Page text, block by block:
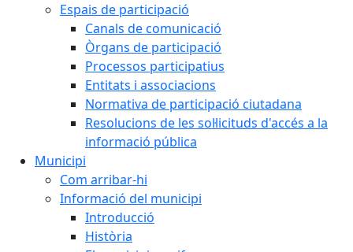
Espais de participació
Canals de comunicació
Òrgans de participació
Processos participatius
Entitats i associacions
Normativa de participació ciutadana
Resolucions de les sol·licituds d'accés a la
informació pública
Municipi
Com arribar-hi
Informació del municipi
Introducció
Història